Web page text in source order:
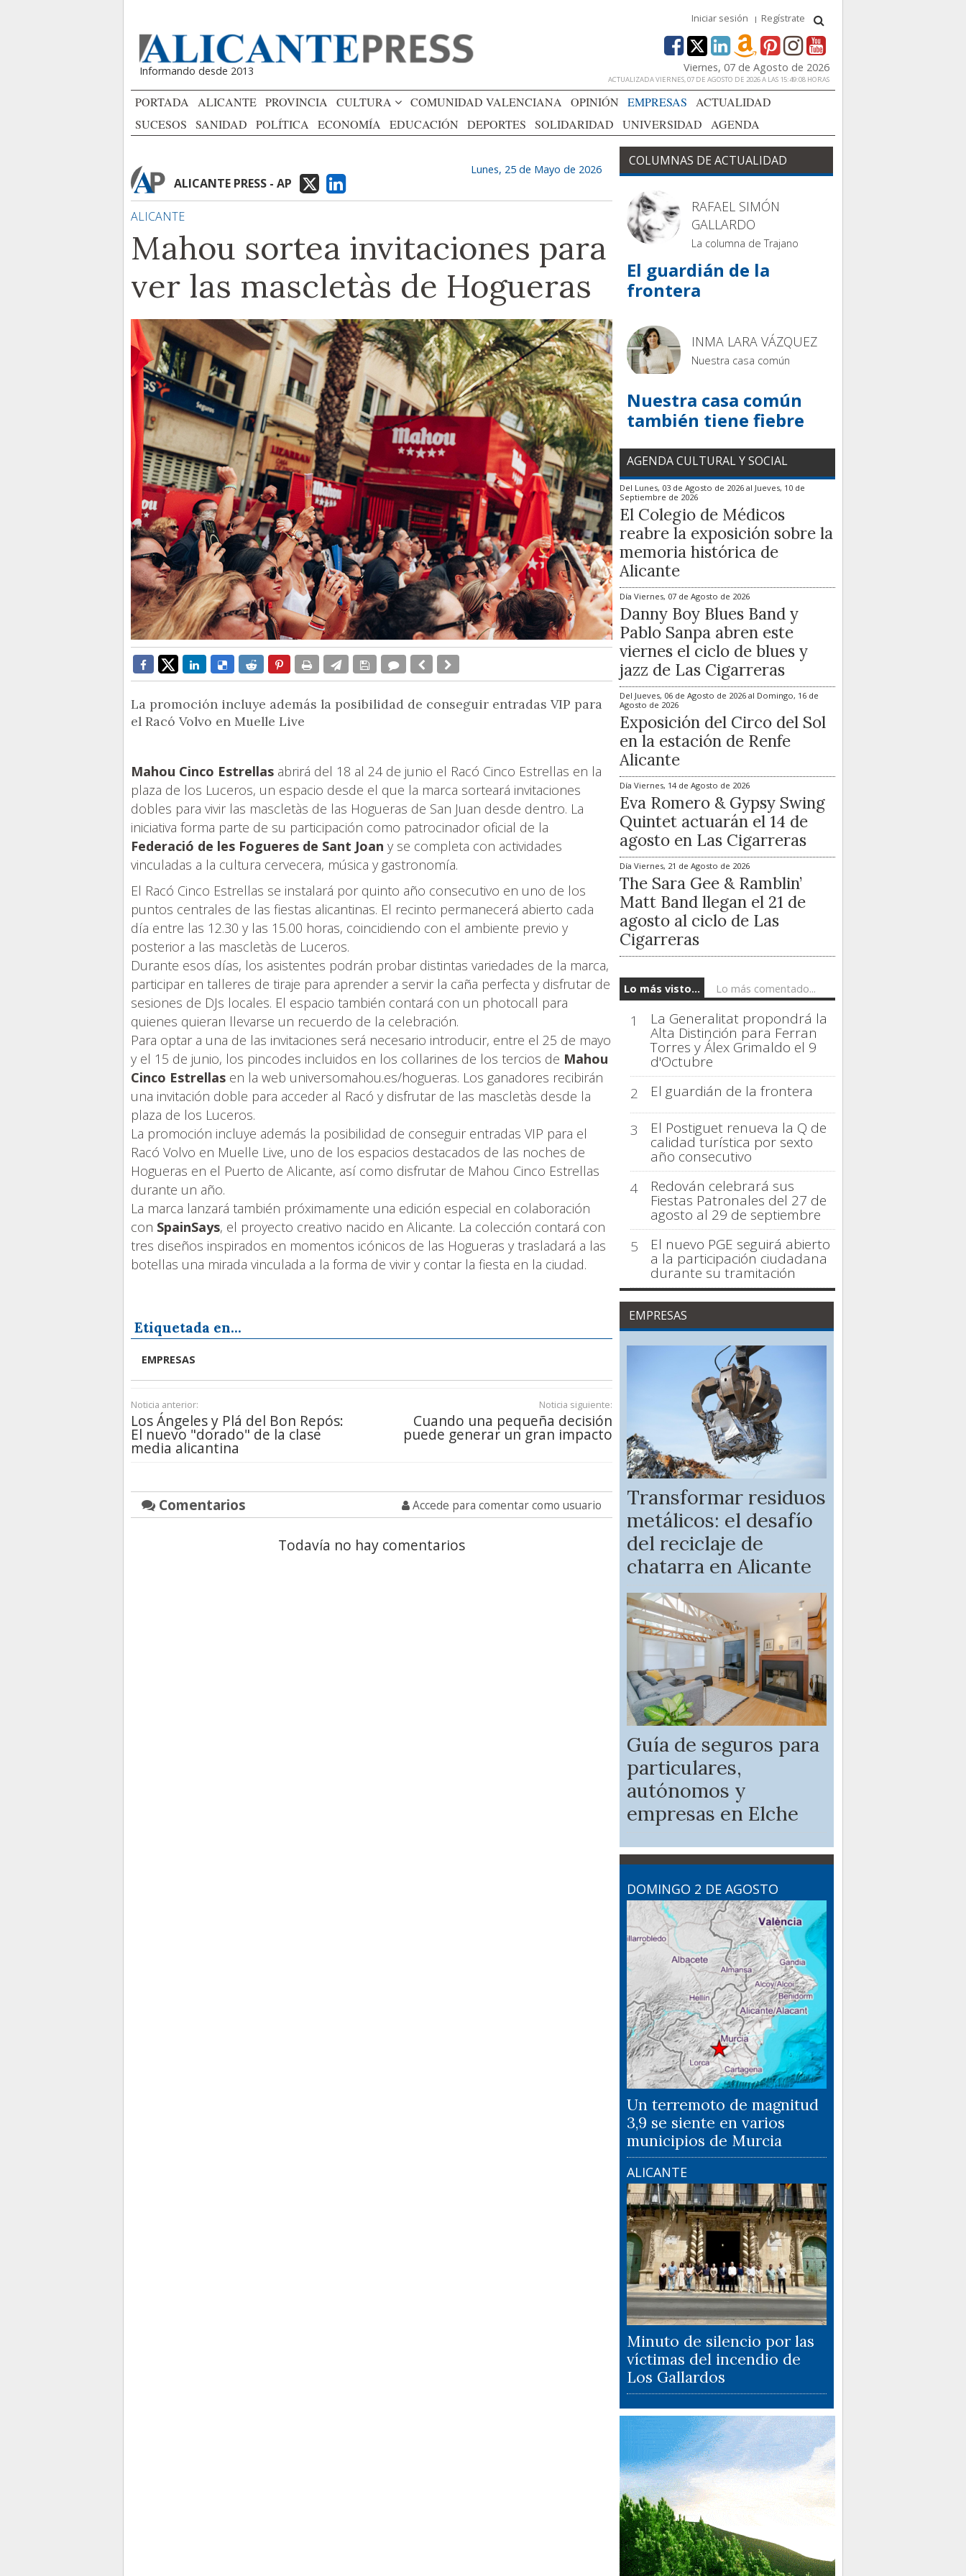
Iniciar sesión Regístrate
Informando desde 2013 Viernes, 07 de Agosto de 2026
ACTUALIZADA VIERNES, 07 DE AGOSTO DE 2026 A LAS 15:49:08 HORAS
PORTADA ALICANTE PROVINCIA CULTURA COMUNIDAD VALENCIANA OPINIÓN EMPRESAS
ACTUALIDAD
SUCESOS
SANIDAD POLÍTICA ECONOMÍA EDUCACIÓN DEPORTES SOLIDARIDAD UNIVERSIDAD AGENDA
ALICANTE PRESS - AP
Lunes, 25 de Mayo de 2026
ALICANTE
Mahou sortea invitaciones para
ver las mascletàs de Hogueras
La promoción incluye además la posibilidad de conseguir entradas VIP para
el Racó Volvo en Muelle Live
Mahou Cinco Estrellas abrirá del 18 al 24 de junio el Racó Cinco Estrellas en la
plaza de los Luceros, un espacio desde el que la marca sorteará invitaciones
dobles para vivir las mascletàs de las Hogueras de San Juan desde dentro. La
iniciativa forma parte de su participación como patrocinador oficial de la
Federació de les Fogueres de Sant Joan y se completa con actividades
vinculadas a la cultura cervecera, música y gastronomía.
El Racó Cinco Estrellas se instalará por quinto año consecutivo en uno de los
puntos centrales de las fiestas alicantinas. El recinto permanecerá abierto cada
día entre las 12.30 y las 15.00 horas, coincidiendo con el ambiente previo y
posterior a las mascletàs de Luceros.
Durante esos días, los asistentes podrán probar distintas variedades de la marca,
participar en talleres de tiraje para aprender a servir la caña perfecta y disfrutar de
sesiones de DJs locales. El espacio también contará con un photocall para
quienes quieran llevarse un recuerdo de la celebración.
Para optar a una de las invitaciones será necesario introducir, entre el 25 de mayo
y el 15 de junio, los pincodes incluidos en los collarines de los tercios de Mahou
Cinco Estrellas en la web universomahou.es/hogueras. Los ganadores recibirán
una invitación doble para acceder al Racó y disfrutar de las mascletàs desde la
plaza de los Luceros.
La promoción incluye además la posibilidad de conseguir entradas VIP para el
Racó Volvo en Muelle Live, uno de los espacios destacados de las noches de
Hogueras en el Puerto de Alicante, así como disfrutar de Mahou Cinco Estrellas
durante un año.
La marca lanzará también próximamente una edición especial en colaboración
con SpainSays, el proyecto creativo nacido en Alicante. La colección contará con
tres diseños inspirados en momentos icónicos de las Hogueras y trasladará a las
botellas una mirada vinculada a la forma de vivir y contar la fiesta en la ciudad.
Etiquetada en...
EMPRESAS
Noticia anterior:
Los Ángeles y Plá del Bon Repós:
El nuevo "dorado" de la clase
media alicantina
Noticia siguiente:
Cuando una pequeña decisión
puede generar un gran impacto
Comentarios Accede para comentar como usuario
Todavía no hay comentarios
COLUMNAS DE ACTUALIDAD
RAFAEL SIMÓN
GALLARDO
La columna de Trajano
El guardián de la
frontera
INMA LARA VÁZQUEZ
Nuestra casa común
Nuestra casa común
también tiene fiebre
AGENDA CULTURAL Y SOCIAL
Del Lunes, 03 de Agosto de 2026 al Jueves, 10 de
Septiembre de 2026
El Colegio de Médicos
reabre la exposición sobre la
memoria histórica de
Alicante
Día Viernes, 07 de Agosto de 2026
Danny Boy Blues Band y
Pablo Sanpa abren este
viernes el ciclo de blues y
jazz de Las Cigarreras
Del Jueves, 06 de Agosto de 2026 al Domingo, 16 de
Agosto de 2026
Exposición del Circo del Sol
en la estación de Renfe
Alicante
Día Viernes, 14 de Agosto de 2026
Eva Romero & Gypsy Swing
Quintet actuarán el 14 de
agosto en Las Cigarreras
Día Viernes, 21 de Agosto de 2026
The Sara Gee & Ramblin’
Matt Band llegan el 21 de
agosto al ciclo de Las
Cigarreras
Lo más visto... Lo más comentado...
1 La Generalitat propondrá la
Alta Distinción para Ferran
Torres y Álex Grimaldo el 9
d'Octubre
2
El guardián de la frontera
3 El Postiguet renueva la Q de
calidad turística por sexto
año consecutivo
4
Redován celebrará sus
Fiestas Patronales del 27 de
agosto al 29 de septiembre
5
El nuevo PGE seguirá abierto
a la participación ciudadana
durante su tramitación
EMPRESAS
Transformar residuos
metálicos: el desafío
del reciclaje de
chatarra en Alicante
Guía de seguros para
particulares,
autónomos y
empresas en Elche
DOMINGO 2 DE AGOSTO
Un terremoto de magnitud
3,9 se siente en varios
municipios de Murcia
ALICANTE
Minuto de silencio por las
víctimas del incendio de
Los Gallardos